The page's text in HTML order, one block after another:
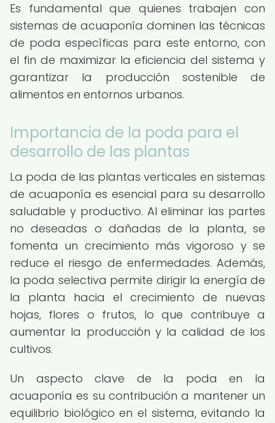
Es fundamental que quienes trabajen con
sistemas de acuaponía dominen las técnicas
de poda específicas para este entorno, con
el fin de maximizar la eficiencia del sistema y
garantizar la producción sostenible de
alimentos en entornos urbanos.
Importancia de la poda para el
desarrollo de las plantas
La poda de las plantas verticales en sistemas
de acuaponía es esencial para su desarrollo
saludable y productivo. Al eliminar las partes
no deseadas o dañadas de la planta, se
fomenta un crecimiento más vigoroso y se
reduce el riesgo de enfermedades. Además,
la poda selectiva permite dirigir la energía de
la planta hacia el crecimiento de nuevas
hojas, flores o frutos, lo que contribuye a
aumentar la producción y la calidad de los
cultivos.
Un aspecto clave de la poda en la
acuaponía es su contribución a mantener un
equilibrio biológico en el sistema, evitando la